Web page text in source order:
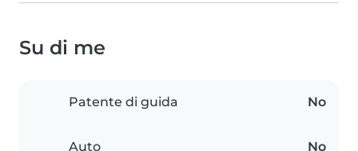
Su di me
Patente di guida No
Auto No